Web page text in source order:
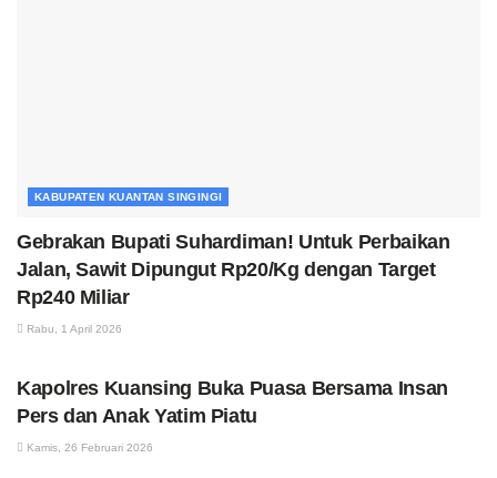
KABUPATEN KUANTAN SINGINGI
Gebrakan Bupati Suhardiman! Untuk Perbaikan
Jalan, Sawit Dipungut Rp20/Kg dengan Target
Rp240 Miliar
Rabu, 1 April 2026
Kapolres Kuansing Buka Puasa Bersama Insan
Pers dan Anak Yatim Piatu
Kamis, 26 Februari 2026